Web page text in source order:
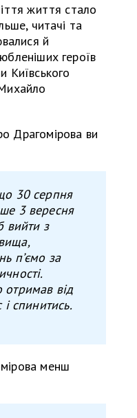
життя стало
читачі та
й
героїв
Київського
Драгомірова ви
30 серпня
3 вересня
вийти з
п’ємо за
від
і спинитись.
менш